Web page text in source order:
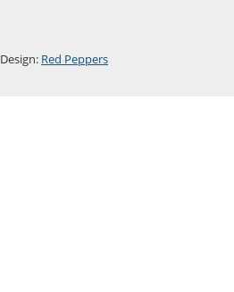
Design: Red Peppers